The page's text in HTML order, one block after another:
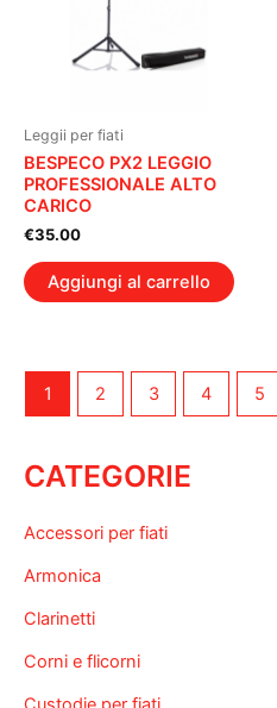
Leggii per fiati
BESPECO PX2 LEGGIO
PROFESSIONALE ALTO
CARICO
€35.00
Aggiungi al carrello
1 2 3 4 5
CATEGORIE
Accessori per fiati
Armonica
Clarinetti
Corni e flicorni